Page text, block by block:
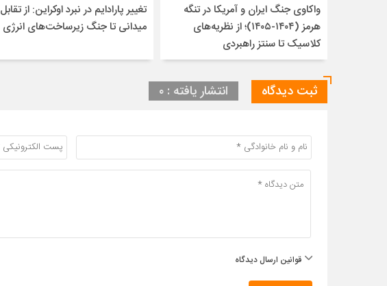
واکاوی جنگ ایران و آمریکا در تنگه
هرمز (۱۴۰۴-۱۴۰۵)؛ از نظریه‌های
کلاسیک تا سنتز راهبردی
تغییر پارادایم در نبرد اوکراین: از تقابل
میدانی تا جنگ زیرساخت‌های انرژی
ثبت دیدگاه انتشار یافته : ۰
قوانین ارسال دیدگاه